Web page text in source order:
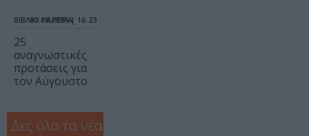
ΒΙΒΛΙΟ / ΑΡΘΡΑ
07.08.2026 | 16.23
25
αναγνωστικές
προτάσεις για
τον Αύγουστο
Δες όλα τα νέα